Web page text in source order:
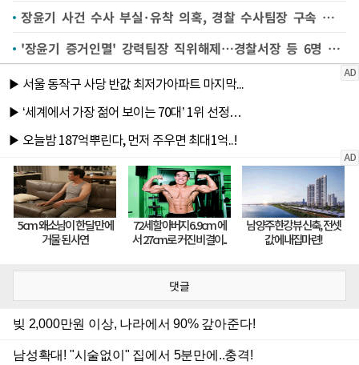
장윤기 사건 수사 부실·유착 의혹, 경찰 수사팀장 구속 갈림길
'장윤기 증거인멸' 강력팀장 직위해제…경찰서장 등 6명 대기발령
댓글